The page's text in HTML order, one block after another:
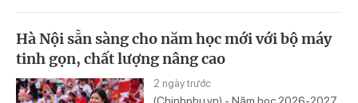
Hà Nội sẵn sàng cho năm học mới với bộ máy
tinh gọn, chất lượng nâng cao
2 ngày trước
(Chinhphu.vn) - Năm học 2026-2027